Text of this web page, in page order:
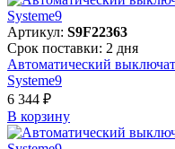
Артикул: S9F22363
Срок поставки: 2 дня
Автоматический
Systeme9
6 344 ₽
В корзинy